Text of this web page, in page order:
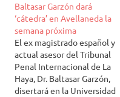
Baltasar Garzón dará
‘cátedra’ en Avellaneda la
semana próxima
El ex magistrado español y
actual asesor del Tribunal
Penal Internacional de La
Haya, Dr. Baltasar Garzón,
disertará en la Universidad